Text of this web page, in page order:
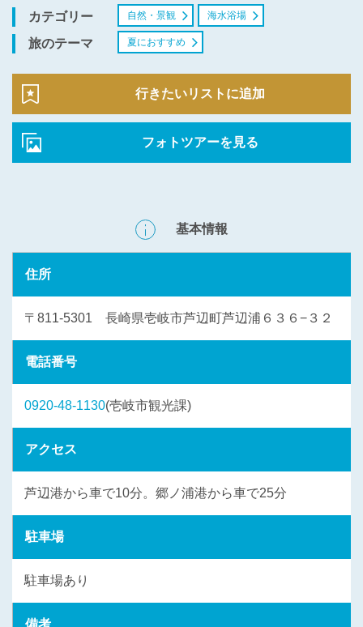
カテゴリー 自然・景観 海水浴場
旅のテーマ 夏におすすめ
行きたいリストに追加
フォトツアーを見る
基本情報
住所
〒811-5301 長崎県壱岐市芦辺町芦辺浦６３６−３２
電話番号
0920-48-1130(壱岐市観光課)
アクセス
芦辺港から車で10分。郷ノ浦港から車で25分
駐車場
駐車場あり
備考